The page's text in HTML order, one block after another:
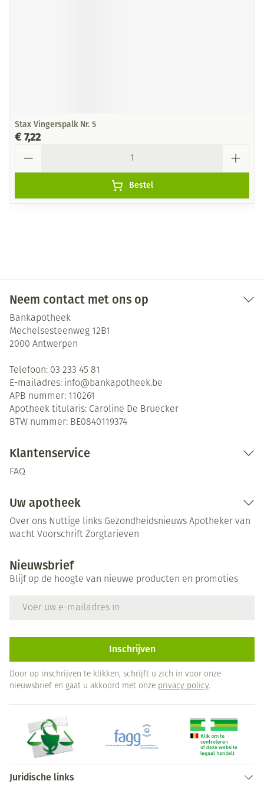
Stax Vingerspalk Nr. 5
€ 7,22
Bestel
Neem contact met ons op
Bankapotheek
Mechelsesteenweg 12B1
2000 Antwerpen
Telefoon: 03 233 45 81
E-mailadres: info@bankapotheek.be
APB nummer: 110261
Apotheek titularis: Caroline De Bruecker
BTW nummer: BE0840119374
Klantenservice
FAQ
Uw apotheek
Over ons Nuttige links Gezondheidsnieuws Apotheker van
wacht Voorschrift Zorgtarieven
Nieuwsbrief
Blijf op de hoogte van nieuwe producten en promoties
Inschrijven
Door op inschrijven te klikken, schrijft u zich in voor onze
nieuwsbrief en gaat u akkoord met onze privacy policy.
Juridische links